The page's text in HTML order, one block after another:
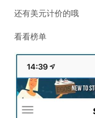
还有美元计价的哦
看看榜单